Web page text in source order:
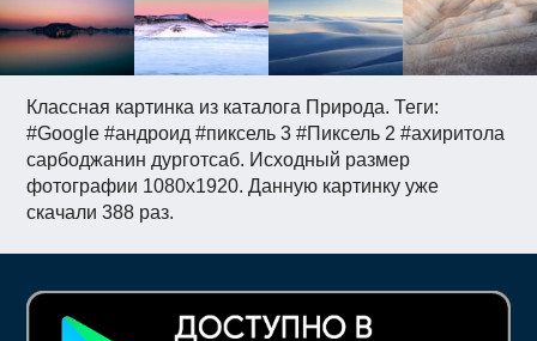
Классная картинка из каталога Природа. Теги:
#Google #андроид #пиксель 3 #Пиксель 2 #ахиритола
сарбоджанин дурготсаб. Исходный размер
фотографии 1080x1920. Данную картинку уже
скачали 388 раз.